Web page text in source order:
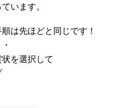
います。
は先ほどと同じです！
を選択して